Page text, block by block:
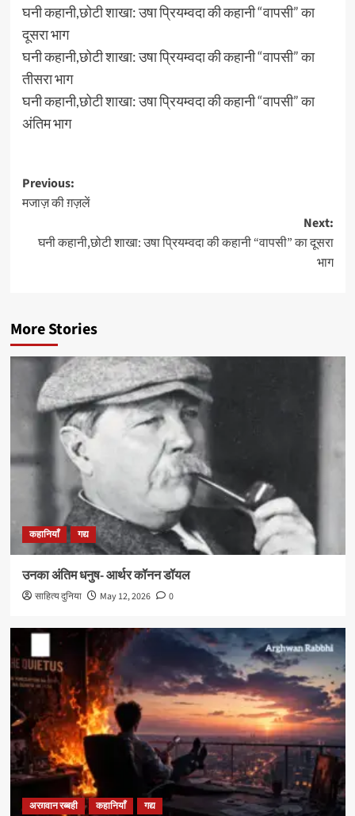
घनी कहानी,छोटी शाखा: उषा प्रियम्वदा की कहानी “वापसी” का
दूसरा भाग
घनी कहानी,छोटी शाखा: उषा प्रियम्वदा की कहानी “वापसी” का
तीसरा भाग
घनी कहानी,छोटी शाखा: उषा प्रियम्वदा की कहानी “वापसी” का
अंतिम भाग
Post
navigation
Previous:
मजाज़ की ग़ज़लें
Next:
घनी कहानी,छोटी शाखा: उषा प्रियम्वदा की कहानी “वापसी” का दूसरा
भाग
More Stories
कहानियाँ गद्य
उनका अंतिम धनुष- आर्थर कॉनन डॉयल
साहित्य दुनिया May 12, 2026 0
अरग़वान रब्बही कहानियाँ गद्य